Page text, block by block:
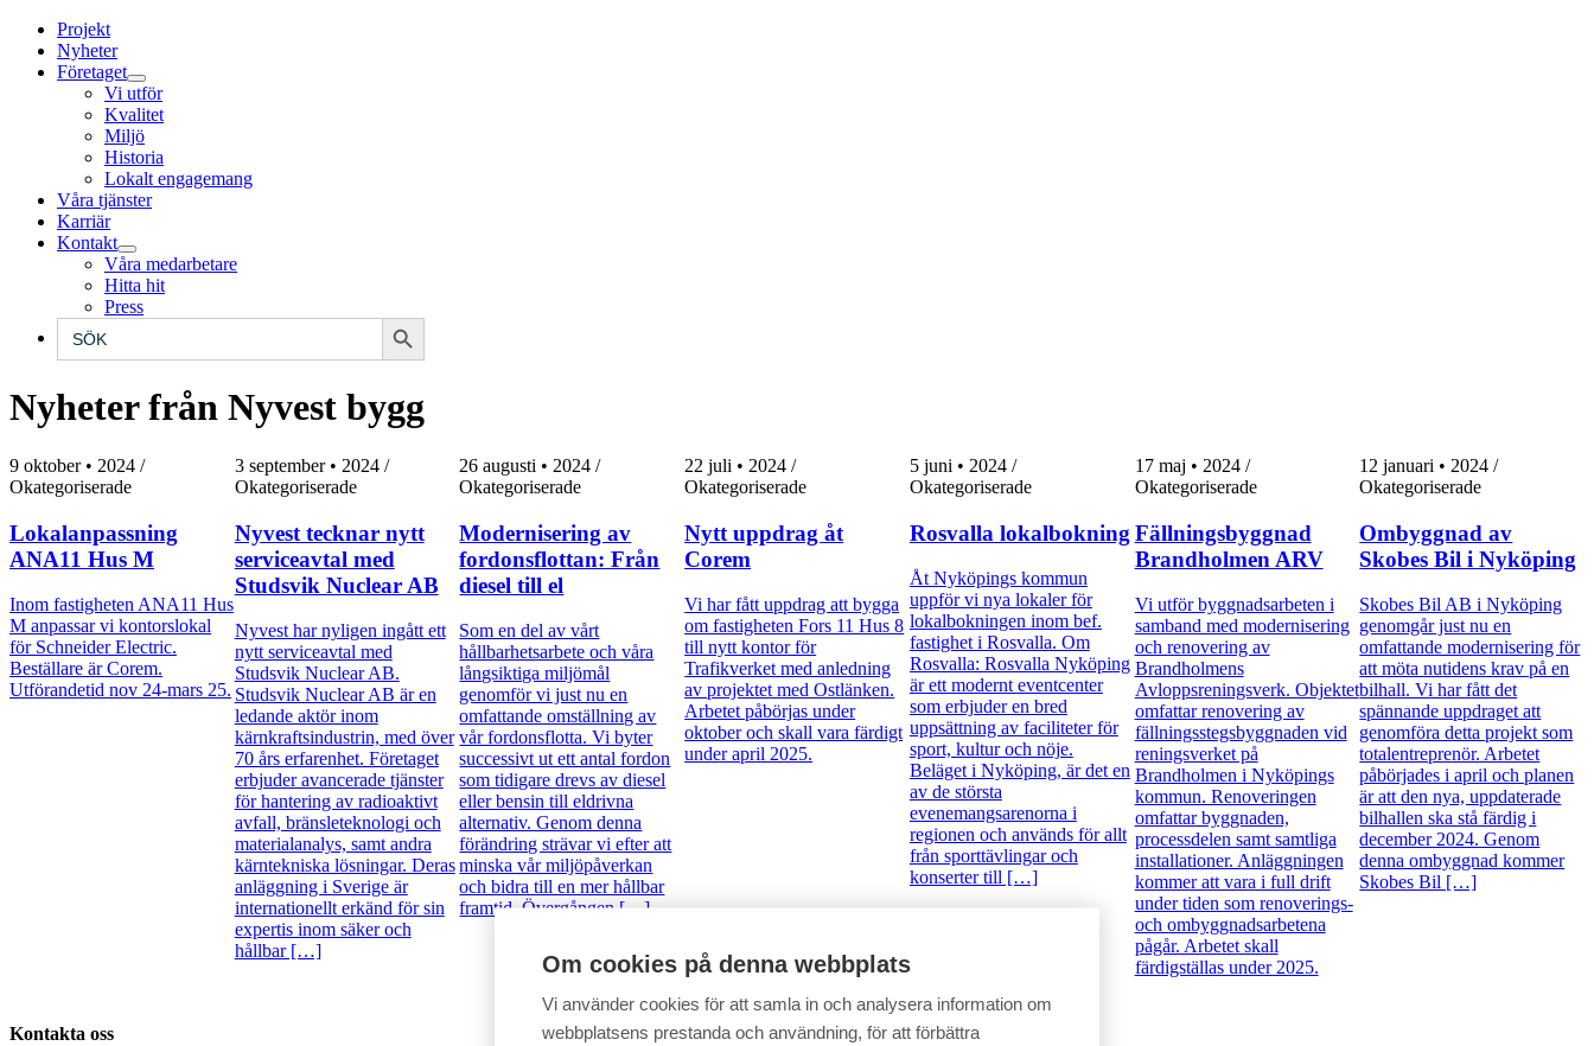
Projekt
Nyheter
Företaget
Vi utför
Kvalitet
Miljö
Historia
Lokalt engagemang
Våra tjänster
Karriär
Kontakt
Våra medarbetare
Hitta hit
Press
Sök
efter:
Sökknapp
Nyheter från Nyvest bygg
9 oktober • 2024 /
Okategoriserade
Lokalanpassning
ANA11 Hus M
Inom fastigheten ANA11 Hus
M anpassar vi kontorslokal
för Schneider Electric.
Beställare är Corem.
Utförandetid nov 24-mars 25.
3 september • 2024 /
Okategoriserade
Nyvest tecknar nytt
serviceavtal med
Studsvik Nuclear AB
Nyvest har nyligen ingått ett
nytt serviceavtal med
Studsvik Nuclear AB.
Studsvik Nuclear AB är en
ledande aktör inom
kärnkraftsindustrin, med över
70 års erfarenhet. Företaget
erbjuder avancerade tjänster
för hantering av radioaktivt
avfall, bränsleteknologi och
materialanalys, samt andra
kärntekniska lösningar. Deras
anläggning i Sverige är
internationellt erkänd för sin
expertis inom säker och
hållbar […]
26 augusti • 2024 /
Okategoriserade
Modernisering av
fordonsflottan: Från
diesel till el
Som en del av vårt
hållbarhetsarbete och våra
långsiktiga miljömål
genomför vi just nu en
omfattande omställning av
vår fordonsflotta. Vi byter
successivt ut ett antal fordon
som tidigare drevs av diesel
eller bensin till eldrivna
alternativ. Genom denna
förändring strävar vi efter att
minska vår miljöpåverkan
och bidra till en mer hållbar
framtid. Övergången […]
22 juli • 2024 /
Okategoriserade
Nytt uppdrag åt
Corem
Vi har fått uppdrag att bygga
om fastigheten Fors 11 Hus 8
till nytt kontor för
Trafikverket med anledning
av projektet med Ostlänken.
Arbetet påbörjas under
oktober och skall vara färdigt
under april 2025.
5 juni • 2024 /
Okategoriserade
Rosvalla lokalbokning
Åt Nyköpings kommun
uppför vi nya lokaler för
lokalbokningen inom bef.
fastighet i Rosvalla. Om
Rosvalla: Rosvalla Nyköping
är ett modernt eventcenter
som erbjuder en bred
uppsättning av faciliteter för
sport, kultur och nöje.
Beläget i Nyköping, är det en
av de största
evenemangsarenorna i
regionen och används för allt
från sporttävlingar och
konserter till […]
17 maj • 2024 /
Okategoriserade
Fällningsbyggnad
Brandholmen ARV
Vi utför byggnadsarbeten i
samband med modernisering
och renovering av
Brandholmens
Avloppsreningsverk. Objektet
omfattar renovering av
fällningsstegsbyggnaden vid
reningsverket på
Brandholmen i Nyköpings
kommun. Renoveringen
omfattar byggnaden,
processdelen samt samtliga
installationer. Anläggningen
kommer att vara i full drift
under tiden som renoverings-
och ombyggnadsarbetena
pågår. Arbetet skall
färdigställas under 2025.
12 januari • 2024 /
Okategoriserade
Ombyggnad av
Skobes Bil i Nyköping
Skobes Bil AB i Nyköping
genomgår just nu en
omfattande modernisering för
att möta nutidens krav på en
bilhall. Vi har fått det
spännande uppdraget att
genomföra detta projekt som
totalentreprenör. Arbetet
påbörjades i april och planen
är att den nya, uppdaterade
bilhallen ska stå färdig i
december 2024. Genom
denna ombyggnad kommer
Skobes Bil […]
Kontakta oss
Om cookies på denna webbplats
Vi använder cookies för att samla in och analysera information om
webbplatsens prestanda och användning, för att förbättra